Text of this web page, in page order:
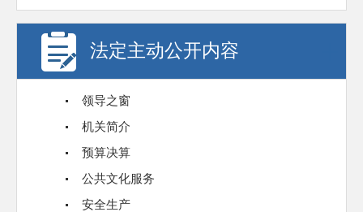
法定主动公开内容
领导之窗
机关简介
预算决算
公共文化服务
安全生产